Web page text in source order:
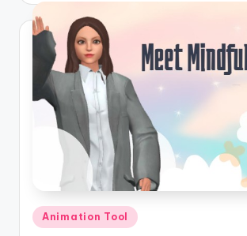
Опубликовано
Animation Tool